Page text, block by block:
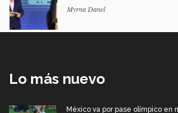
Myrna Danel
Lo más nuevo
México va por pase olímpico en